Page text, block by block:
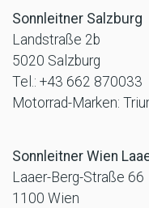
Sonnleitner Salzburg
Landstraße 2b
5020 Salzburg
Tel.: +43 662 870033
Motorrad-Marken:
Sonnleitner Wien
Laaer-Berg-Straße 66
1100 Wien